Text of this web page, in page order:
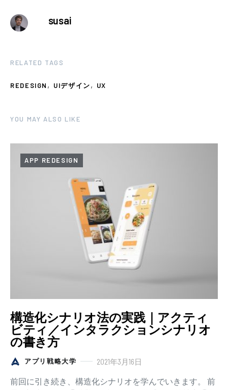
susai
RELATED TAGS
REDESIGN , UIデザイン, UX
YOU MAY ALSO LIKE
APP REDESIGN
構造化シナリオ法の実践｜アクティ
ビティ／インタラクションシナリオ
の書き方
アプリ戦略大学 2021年3月16日
前回に引き続き、構造化シナリオを学んでいきます。 前